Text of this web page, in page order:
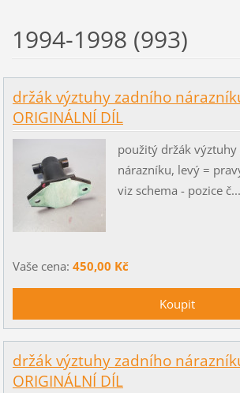
1994-1998 (993)
držák výztuhy zadního
ORIGINÁLNÍ DÍL
použitý držák výztuhy
nárazníku, levý =
viz schema - pozice
Vaše cena: 450,00 Kč
držák výztuhy zadního
ORIGINÁLNÍ DÍL